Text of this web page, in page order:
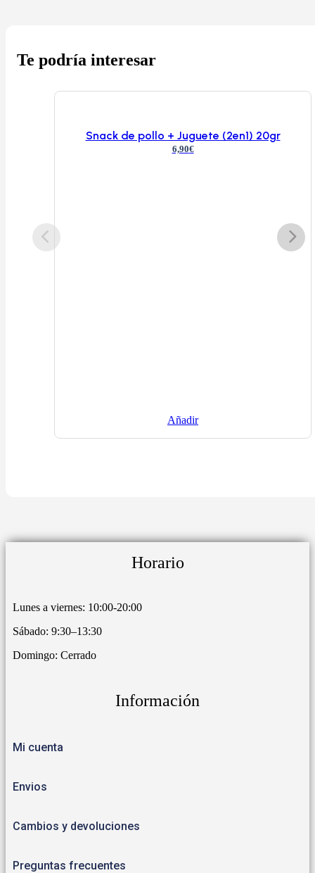
Te podría interesar
Snack de pollo + Juguete (2en1) 20gr
6,90€
Añadir
Horario
Lunes a viernes: 10:00-20:00
Sábado: 9:30–13:30
Domingo: Cerrado
Información
Mi cuenta
Envios
Cambios y devoluciones
Preguntas frecuentes